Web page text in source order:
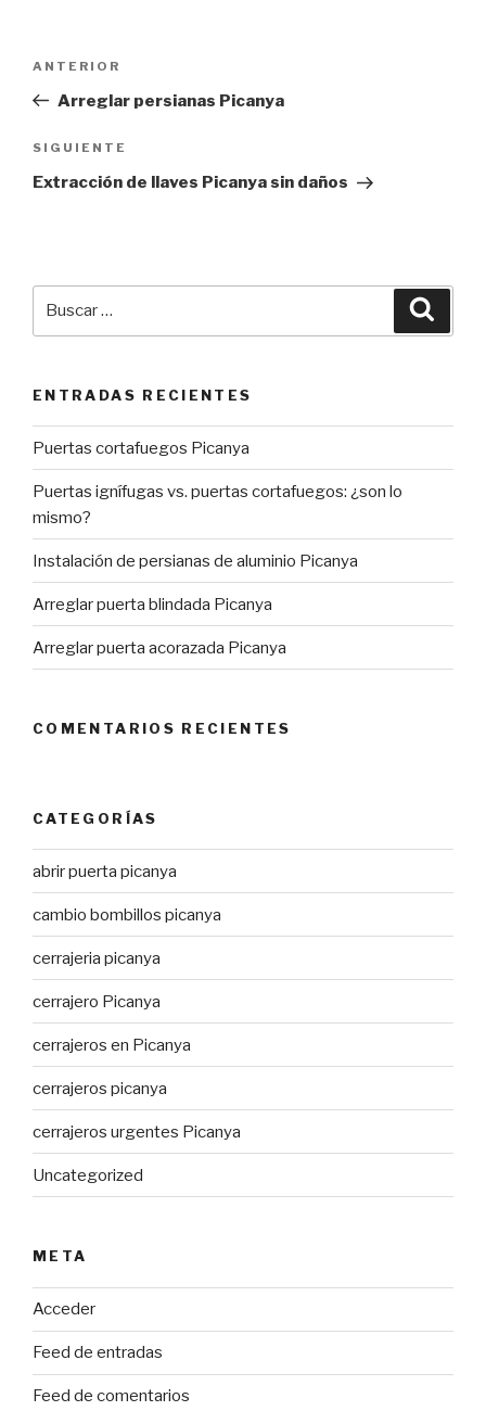
entradas
Entrada
anterior:
ANTERIOR
Arreglar persianas Picanya
Siguiente
entrada
SIGUIENTE
Extracción de llaves Picanya sin daños
ENTRADAS RECIENTES
Puertas cortafuegos Picanya
Puertas ignífugas vs. puertas cortafuegos: ¿son lo
mismo?
Instalación de persianas de aluminio Picanya
Arreglar puerta blindada Picanya
Arreglar puerta acorazada Picanya
COMENTARIOS RECIENTES
CATEGORÍAS
abrir puerta picanya
cambio bombillos picanya
cerrajeria picanya
cerrajero Picanya
cerrajeros en Picanya
cerrajeros picanya
cerrajeros urgentes Picanya
Uncategorized
META
Acceder
Feed de entradas
Feed de comentarios